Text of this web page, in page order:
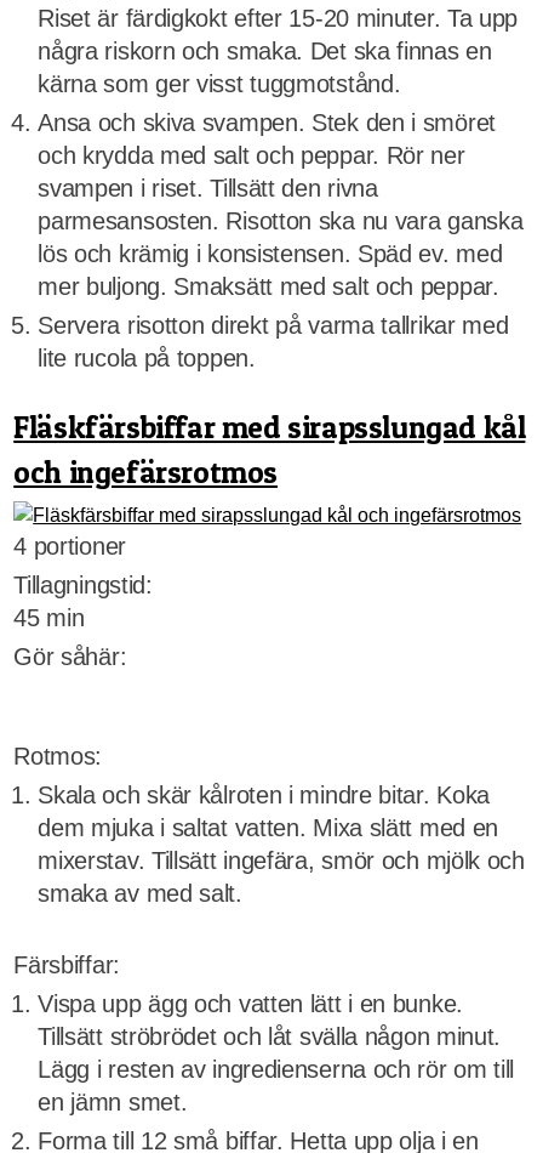
Riset är färdigkokt efter 15-20 minuter. Ta upp
några riskorn och smaka. Det ska finnas en
kärna som ger visst tuggmotstånd.
Ansa och skiva svampen. Stek den i smöret
och krydda med salt och peppar. Rör ner
svampen i riset. Tillsätt den rivna
parmesansosten. Risotton ska nu vara ganska
lös och krämig i konsistensen. Späd ev. med
mer buljong. Smaksätt med salt och peppar.
Servera risotton direkt på varma tallrikar med
lite rucola på toppen.
Fläskfärsbiffar med sirapsslungad kål
och ingefärsrotmos
4 portioner
Tillagningstid:
45 min
Gör såhär:
Rotmos:
Skala och skär kålroten i mindre bitar. Koka
dem mjuka i saltat vatten. Mixa slätt med en
mixerstav. Tillsätt ingefära, smör och mjölk och
smaka av med salt.
Färsbiffar:
Vispa upp ägg och vatten lätt i en bunke.
Tillsätt ströbrödet och låt svälla någon minut.
Lägg i resten av ingredienserna och rör om till
en jämn smet.
Forma till 12 små biffar. Hetta upp olja i en